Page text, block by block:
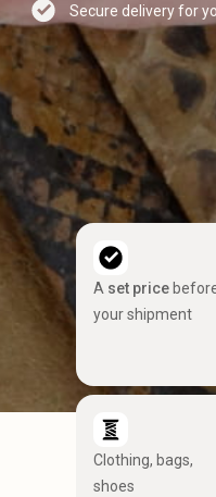
Secure delivery for
A set price
your shipment
Clothing, bags,
shoes